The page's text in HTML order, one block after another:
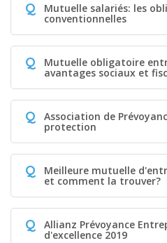
Q Mutuelle salariés: les
conventionnelles
Q Mutuelle obligatoire
avantages sociaux et
Q Association de
protection
Q Meilleure mutuelle
et comment la trouver?
Q Allianz Prévoyance
d'excellence 2019